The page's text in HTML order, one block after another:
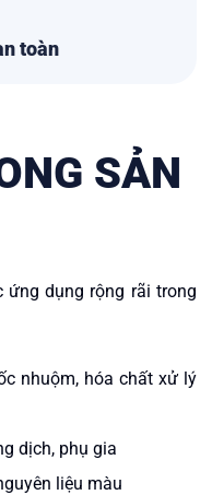
toàn
SẢN
ứng dụng rộng rãi trong
nhuộm, hóa chất xử lý
dịch, phụ gia
liệu màu